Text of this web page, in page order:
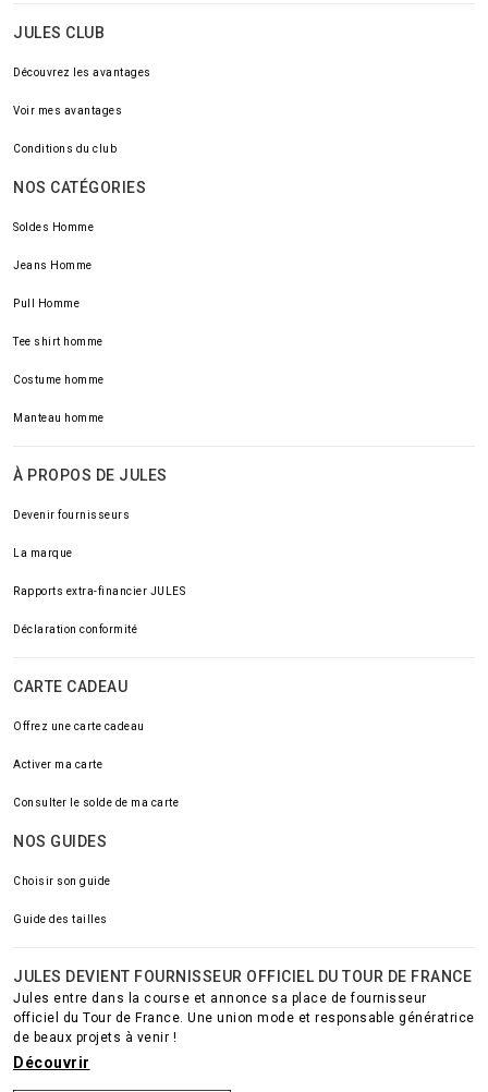
JULES CLUB
Découvrez les avantages
Voir mes avantages
Conditions du club
NOS CATÉGORIES
Soldes Homme
Jeans Homme
Pull Homme
Tee shirt homme
Costume homme
Manteau homme
À PROPOS DE JULES
Devenir fournisseurs
La marque
Rapports extra-financier JULES
Déclaration conformité
CARTE CADEAU
Offrez une carte cadeau
Activer ma carte
Consulter le solde de ma carte
NOS GUIDES
Choisir son guide
Guide des tailles
JULES DEVIENT FOURNISSEUR OFFICIEL DU TOUR DE FRANCE
Jules entre dans la course et annonce sa place de fournisseur
officiel du Tour de France. Une union mode et responsable génératrice
de beaux projets à venir !
Découvrir